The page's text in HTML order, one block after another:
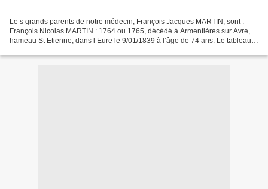
Le s grands parents de notre médecin, François Jacques MARTIN, sont :
François Nicolas MARTIN : 1764 ou 1765, décédé à Armentières sur Avre,
hameau St Etienne, dans l’Eure le 9/01/1839 à l’âge de 74 ans. Le tableau a